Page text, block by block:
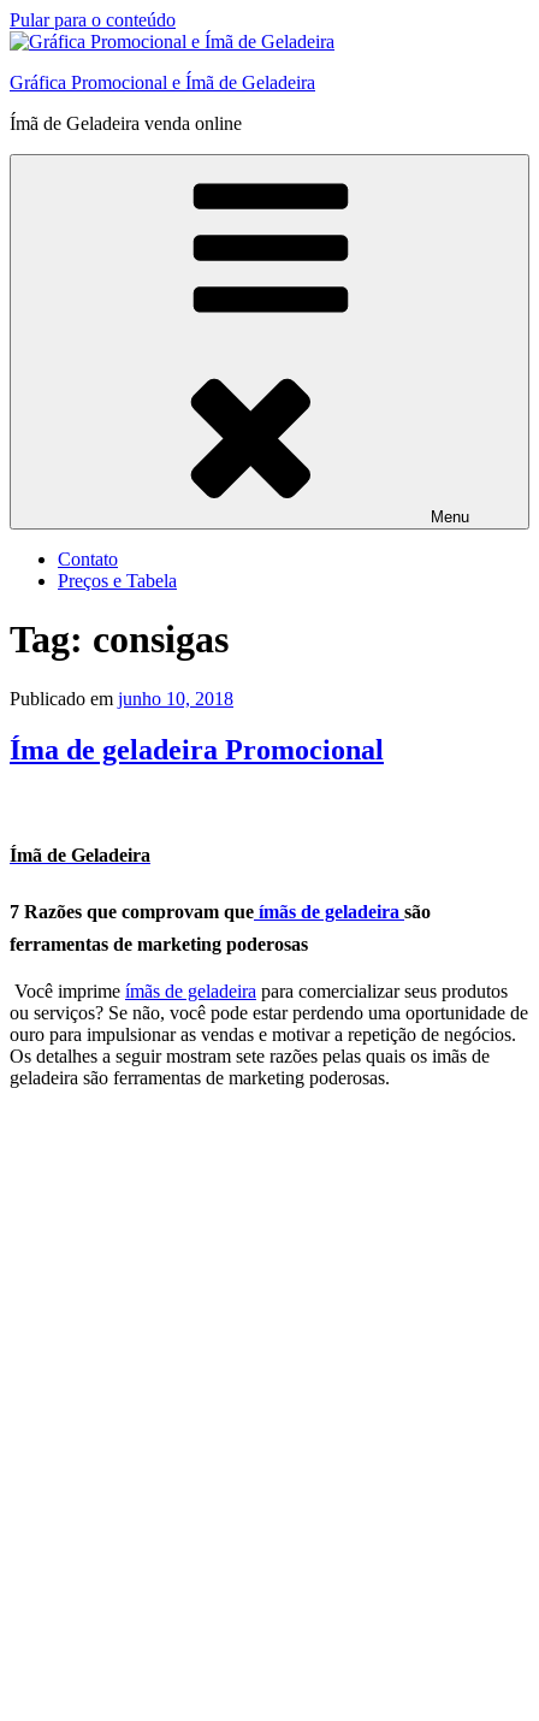
Pular para o conteúdo
Gráfica Promocional e Ímã de Geladeira
Ímã de Geladeira venda online
Menu
Contato
Preços e Tabela
Tag: consigas
Publicado em junho 10, 2018
Íma de geladeira Promocional
Ímã de Geladeira
7 Razões que comprovam que ímãs de geladeira são
ferramentas de marketing poderosas
Você imprime ímãs de geladeira para comercializar seus produtos
ou serviços? Se não, você pode estar perdendo uma oportunidade de
ouro para impulsionar as vendas e motivar a repetição de negócios.
Os detalhes a seguir mostram sete razões pelas quais os imãs de
geladeira são ferramentas de marketing poderosas.